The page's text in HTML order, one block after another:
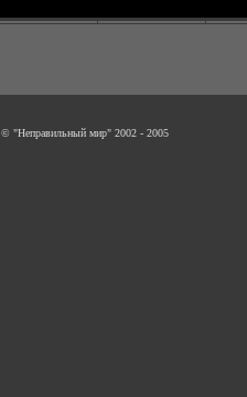
© "Неправильный мир" 2002 - 2005